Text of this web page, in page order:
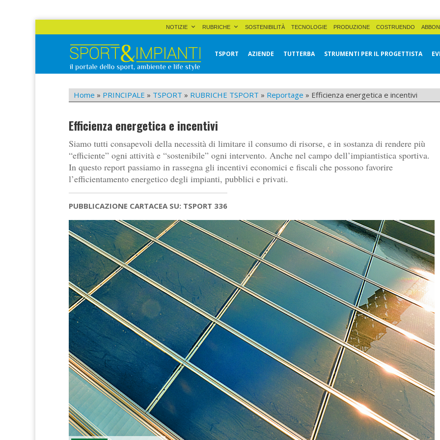
NOTIZIE RUBRICHE SOSTENIBILITÀ TECNOLOGIE PRODUZIONE COSTRUENDO
Sport&Impianti
TSPORT AZIENDE TUTTERBA STRUMENTI PER IL PROGETTISTA
Home » PRINCIPALE » TSPORT » RUBRICHE TSPORT » Reportage » Efficienza energetica e incentivi
Efficienza energetica e incentivi
Siamo tutti consapevoli della necessità di limitare il consumo di risorse, e in sostanza di rendere più
“efficiente” ogni attività e “sostenibile” ogni intervento. Anche nel campo dell’impiantistica sportiva.
In questo report passiamo in rassegna gli incentivi economici e fiscali che possono favorire
l’efficientamento energetico degli impianti, pubblici e privati.
PUBBLICAZIONE CARTACEA SU: TSPORT 336